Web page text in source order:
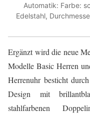
Automatik: Farbe:
Edelstahl,
Ergänzt wird die neue
Modelle Basic Herren
Herrenuhr besticht
Design mit
stahlfarbenen